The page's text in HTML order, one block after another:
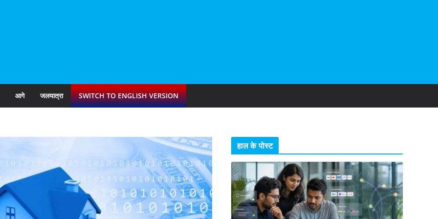
आगे जलयात्रा SWITCH TO ENGLISH VERSION
हाल के पोस्ट